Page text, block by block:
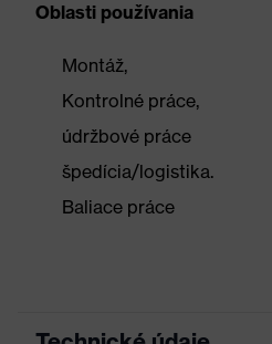
Oblasti používania
Montáž,
Kontrolné práce,
údržbové práce
špedícia/logistika.
Baliace práce